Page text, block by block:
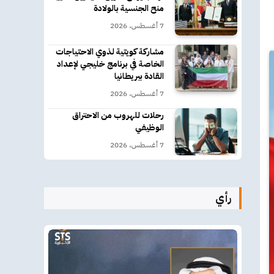
منح الجنسية بالولادة
7 أغسطس، 2026
مشاركة كويتية لذوي الاحتياجات
الخاصة في برنامج خليجي لإعداد
القادة ببريطانيا
7 أغسطس، 2026
رحلات للهروب من الاحتراق
الوظيفي
7 أغسطس، 2026
رأي